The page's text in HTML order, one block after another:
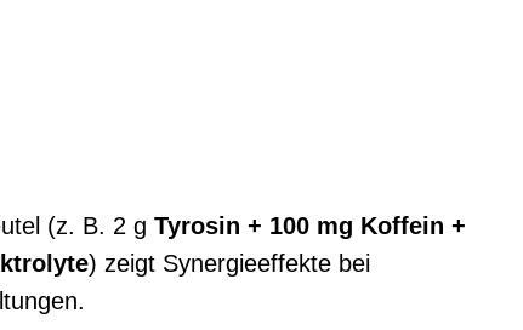
(z. B. 2 g Tyrosin + 100 mg Koffein +
) zeigt Synergieeffekte bei